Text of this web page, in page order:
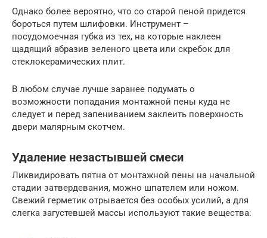
Однако более вероятно, что со старой пеной придется
бороться путем шлифовки. Инструмент –
посудомоечная губка из тех, на которые наклеен
щадящий абразив зеленого цвета или скребок для
стеклокерамических плит.
В любом случае лучше заранее подумать о
возможности попадания монтажной пены куда не
следует и перед запениванием заклеить поверхность
двери малярным скотчем.
Удаление незастывшей смеси
Ликвидировать пятна от монтажной пены на начальной
стадии затвердевания, можно шпателем или ножом.
Свежий герметик отрывается без особых усилий, а для
слегка загустевшей массы используют такие вещества: